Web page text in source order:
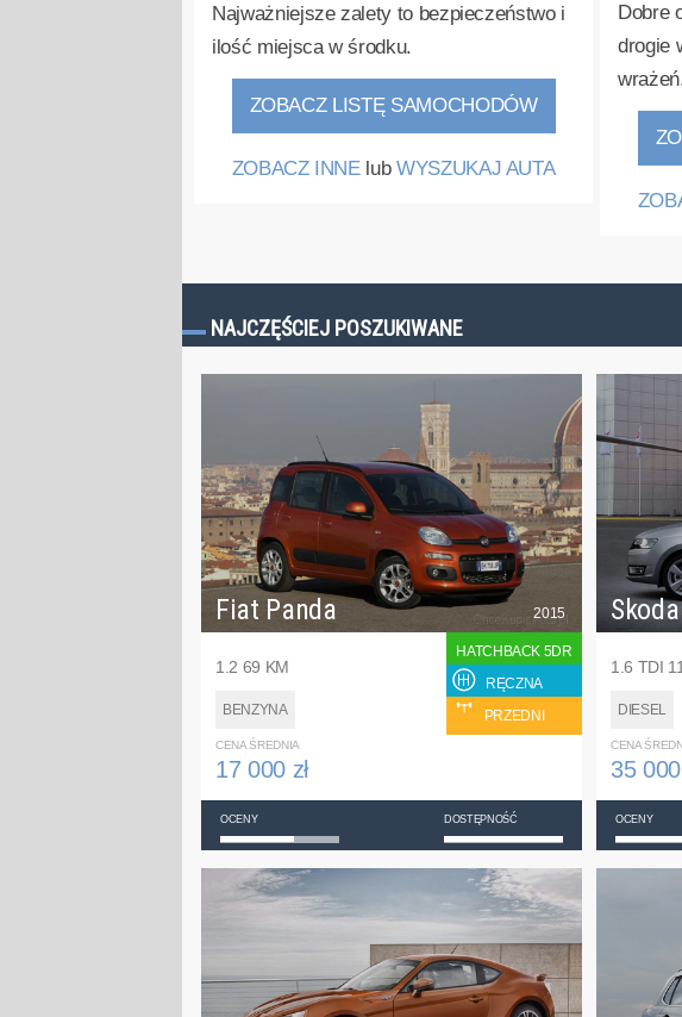
Najważniejsze zalety to bezpieczeństwo i
ilość miejsca w środku.
ZOBACZ LISTĘ SAMOCHODÓW
ZOBACZ INNElub WYSZUKAJ AUTA
Dobre
drogie
NAJCZĘŚCIEJ POSZUKIWANE
Fiat Panda
1.2 69 KM
BENZYNA
2015
HATCHBACK 5DR
RĘCZNA
PRZEDNI
CENA ŚREDNIA
17 000 zł
OCENY DOSTĘPNOŚĆ
1.6 TDI
DIESEL
CENA
35 000
OCENY